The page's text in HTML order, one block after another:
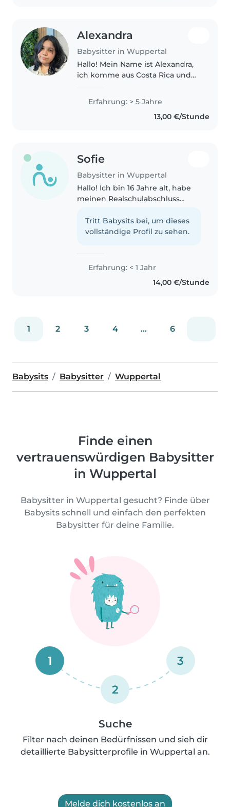
Alexandra
Babysitter in Wuppertal
Hallo! Mein Name ist Alexandra,
ich komme aus Costa Rica und
Teenager war, habe ich mich um
meine kleine Schwester und
kleine Cousins gekümmert. Ich..
Erfahrung: > 5 Jahre
13,00 €/Stunde
Sofie
Babysitter in Wuppertal
Hallo! Ich bin 16 Jahre alt, habe
meinen Realschulabschluss
habe bereits Erfahrung im
Babysitten. Ich bin zuverlässig,
Tritt Babysits bei, um dieses
vollständige Profil zu sehen.
Erfahrung: < 1 Jahr
14,00 €/Stunde
1 2 3 4 ... 6
Babysits Babysitter Wuppertal
Finde einen
vertrauenswürdigen Babysitter
in Wuppertal
Babysitter in Wuppertal gesucht? Finde über
Babysits schnell und einfach den perfekten
Babysitter für deine Familie.
1
2
3
Suche
Filter nach deinen Bedürfnissen und sieh dir
detaillierte Babysitterprofile in Wuppertal an.
Melde dich kostenlos an